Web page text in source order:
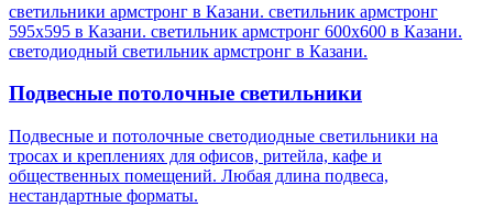
светильники армстронг в Казани. светильник армстронг
595х595 в Казани. светильник армстронг 600х600 в Казани.
светодиодный светильник армстронг в Казани.
Подвесные потолочные светильники
Подвесные и потолочные светодиодные светильники на
тросах и креплениях для офисов, ритейла, кафе и
общественных помещений. Любая длина подвеса,
нестандартные форматы.